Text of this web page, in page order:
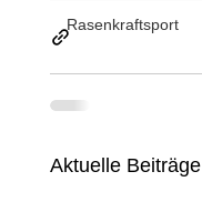
Rasenkraftsport
Aktuelle Beiträge